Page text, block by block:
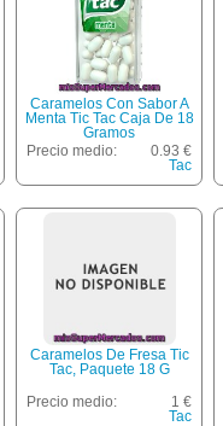
Caramelos Con Sabor A
Menta Tic Tac Caja De 18
Gramos
Precio medio:
0.93 €
Tac
Caramelos De Fresa Tic
Tac, Paquete 18 G
Precio medio:
1 €
Tac